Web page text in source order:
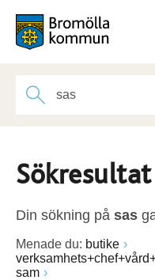
Sökresultat
Din sökning på sas
Menade du: butike
sam